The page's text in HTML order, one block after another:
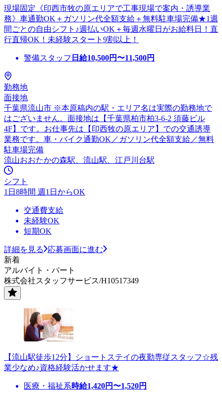
現場固定《印西市牧の原エリアで工事現場で案内・誘導業
務》車通勤OK＋ガソリン代全額支給＋無料駐車場完備★1週
間ごとの自由シフト♪週払いOK＋毎週水曜日がお給料日！直
行直帰OK！未経験スタート9割以上！
警備スタッフ 日給10,500円〜11,500円
勤務地
面接地
千葉県流山市 ※本原稿内の駅・エリア名は実際の勤務地で
はございません。面接地は【千葉県柏市柏3-6-2 須藤ビル
4F】です。お仕事先は【印西牧の原エリア】での交通誘導
業務です。車・バイク通勤OK／ガソリン代全額支給／無料
駐車場完備
流山おおたかの森駅、流山駅、江戸川台駅
シフト
1日8時間 週1日からOK
交通費支給
未経験OK
短期OK
詳細を見る
応募画面に進む
新着
アルバイト・パート
株式会社スタッフサービス/H10517349
【流山駅徒歩12分】ショートステイの夜勤専従スタッフ☆残
業少なめ♪資格経験活かせます★
医療・福祉系時給1,420円〜1,520円